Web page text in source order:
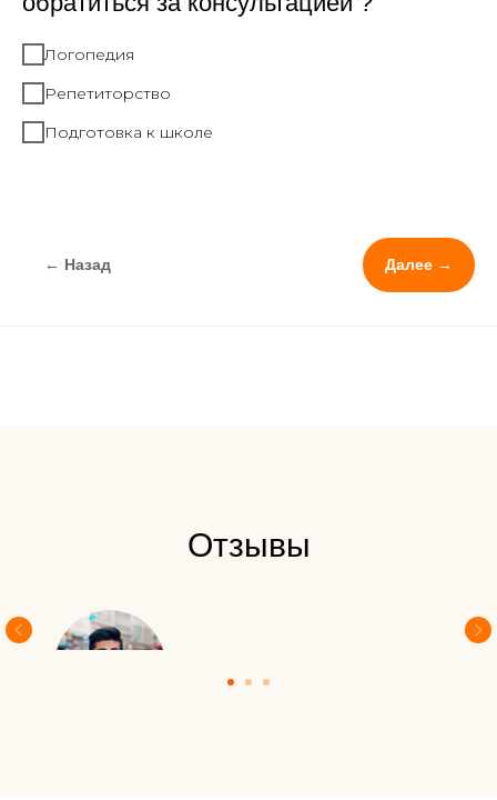
Логопедия
Репетиторство
Подготовка к школе
← Назад Далее →
Отзывы